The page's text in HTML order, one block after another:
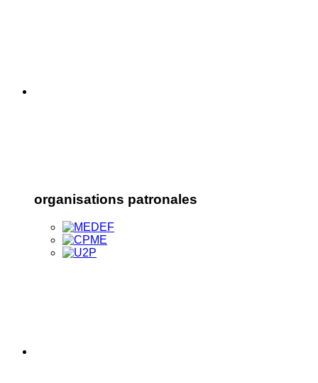
organisations patronales